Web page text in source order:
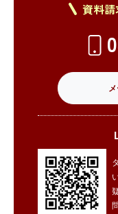
資料